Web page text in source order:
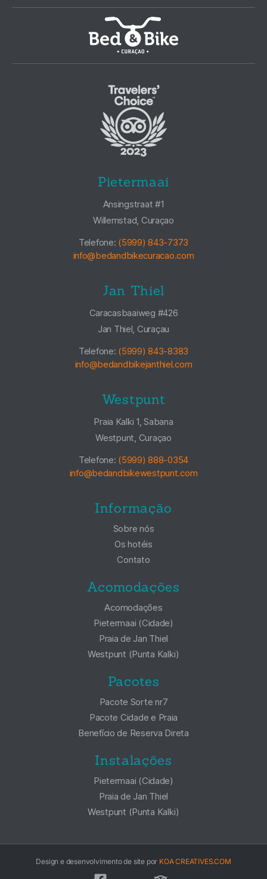
Pietermaai
Ansingstraat #1
Willemstad, Curaçao
Telefone: (5999) 843-7373
info@bedandbikecuracao.com
Jan Thiel
Caracasbaaiweg #426
Jan Thiel, Curaçau
Telefone: (5999) 843-8383
info@bedandbikejanthiel.com
Westpunt
Praia Kalki 1, Sabana
Westpunt, Curaçao
Telefone: (5999) 888-0354
info@bedandbikewestpunt.com
Informação
Sobre nós
Os hotéis
Contato
Acomodações
Acomodações
Pietermaai (Cidade)
Praia de Jan Thiel
Westpunt (Punta Kalki)
Pacotes
Pacote Sorte nr7
Pacote Cidade e Praia
Benefício de Reserva Direta
Instalações
Pietermaai (Cidade)
Praia de Jan Thiel
Westpunt (Punta Kalki)
Design e desenvolvimento de site por KOA CREATIVES.COM